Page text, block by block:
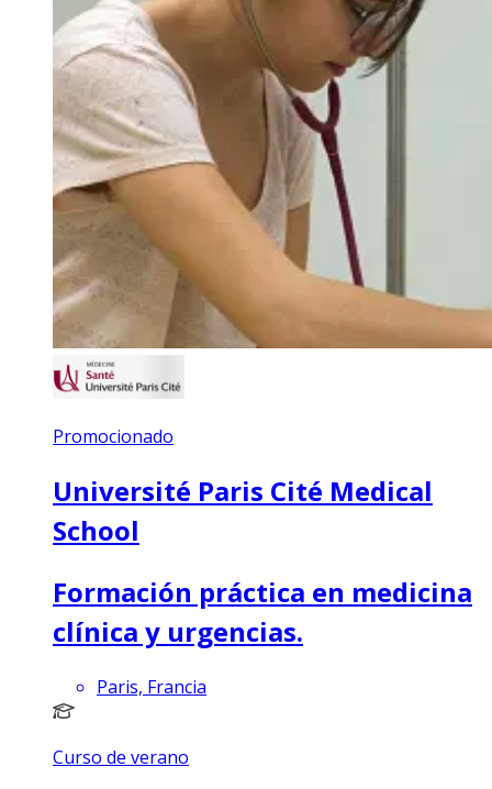
Promocionado
Université Paris Cité Medical
School
Formación práctica en medicina
clínica y urgencias.
Paris, Francia
Curso de verano